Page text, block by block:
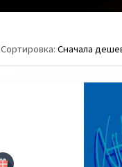
Сортировка: Сначала